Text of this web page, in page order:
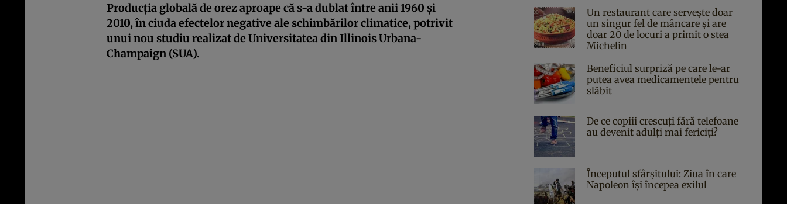
Producția globală de orez aproape că s-a dublat între anii 1960 și
2010, în ciuda efectelor negative ale schimbărilor climatice, potrivit
unui nou studiu realizat de Universitatea din Illinois Urbana-
Champaign (SUA).
Un restaurant care servește doar
un singur fel de mâncare și are
doar 20 de locuri a primit o stea
Michelin
Beneficiul surpriză pe care le-ar
putea avea medicamentele pentru
slăbit
De ce copiii crescuți fără telefoane
au devenit adulți mai fericiți?
Începutul sfârşitului: Ziua în care
Napoleon îşi începea exilul